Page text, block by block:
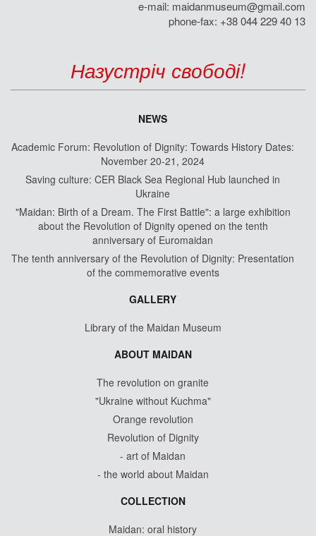
e-mail: maidanmuseum@gmail.com
phone-fax: +38 044 229 40 13
Назустріч свободі!
NEWS
Academic Forum: Revolution of Dignity: Towards History Dates:
November 20-21, 2024
Saving culture: CER Black Sea Regional Hub launched in
Ukraine
"Maidan: Birth of a Dream. The First Battle": a large exhibition
about the Revolution of Dignity opened on the tenth
anniversary of Euromaidan
The tenth anniversary of the Revolution of Dignity: Presentation
of the commemorative events
GALLERY
Library of the Maidan Museum
ABOUT MAIDAN
The revolution on granite
"Ukraine without Kuchma"
Orange revolution
Revolution of Dignity
- art of Maidan
- the world about Maidan
COLLECTION
Maidan: oral history